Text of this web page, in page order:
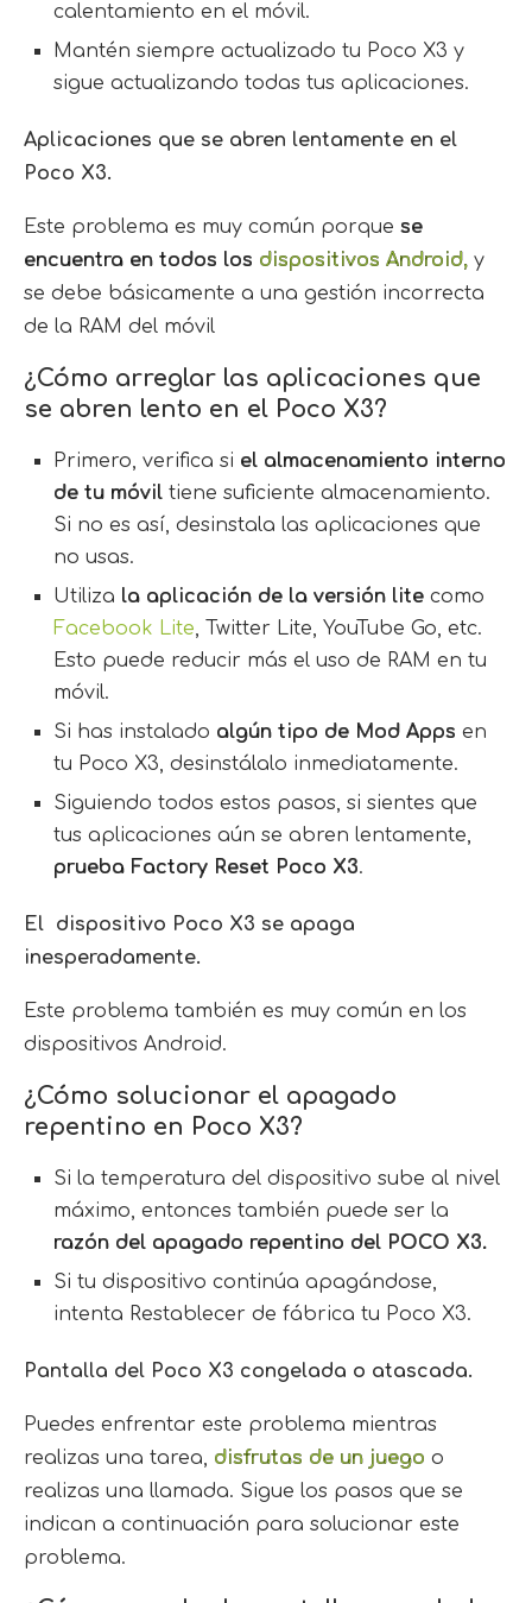
calentamiento en el móvil.
Mantén siempre actualizado tu Poco X3 y
sigue actualizando todas tus aplicaciones.
Aplicaciones que se abren lentamente en el
Poco X3.
Este problema es muy común porque se
encuentra en todos los dispositivos Android, y
se debe básicamente a una gestión incorrecta
de la RAM del móvil
¿Cómo arreglar las aplicaciones que
se abren lento en el Poco X3?
Primero, verifica si el almacenamiento interno
de tu móvil tiene suficiente almacenamiento.
Si no es así, desinstala las aplicaciones que
no usas.
Utiliza la aplicación de la versión lite como
Facebook Lite, Twitter Lite, YouTube Go, etc.
Esto puede reducir más el uso de RAM en tu
móvil.
Si has instalado algún tipo de Mod Apps en
tu Poco X3, desinstálalo inmediatamente.
Siguiendo todos estos pasos, si sientes que
tus aplicaciones aún se abren lentamente,
prueba Factory Reset Poco X3.
El dispositivo Poco X3 se apaga
inesperadamente.
Este problema también es muy común en los
dispositivos Android.
¿Cómo solucionar el apagado
repentino en Poco X3?
Si la temperatura del dispositivo sube al nivel
máximo, entonces también puede ser la
razón del apagado repentino del POCO X3.
Si tu dispositivo continúa apagándose,
intenta Restablecer de fábrica tu Poco X3.
Pantalla del Poco X3 congelada o atascada.
Puedes enfrentar este problema mientras
realizas una tarea, disfrutas de un juego o
realizas una llamada. Sigue los pasos que se
indican a continuación para solucionar este
problema.